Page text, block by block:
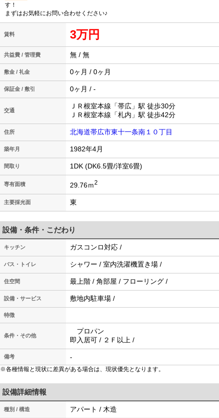
す！
まずはお気軽にお問い合わせください♪
賃料 3万円
共益費 / 管理費 無 / 無
敷金 / 礼金 0ヶ月 / 0ヶ月
保証金 / 敷引 0ヶ月 / -
交通
ＪＲ根室本線「帯広」駅 徒歩30分
ＪＲ根室本線「札内」駅 徒歩42分
住所 北海道帯広市東十一条南１０丁目
築年月 1982年4月
間取り 1DK (DK6.5畳/洋室6畳)
専有面積 29.76ｍ2
主要採光面 東
設備・条件・こだわり
キッチン ガスコンロ対応 /
バス・トイレ シャワー / 室内洗濯機置き場 /
住空間 最上階 / 角部屋 / フローリング /
設備・サービス 敷地内駐車場 /
特徴
条件・その他
プロパン
即入居可 / ２Ｆ以上 /
備考 -
※各種情報と現状に差異がある場合は、現状優先となります。
設備詳細情報
種別 / 構造 アパート / 木造